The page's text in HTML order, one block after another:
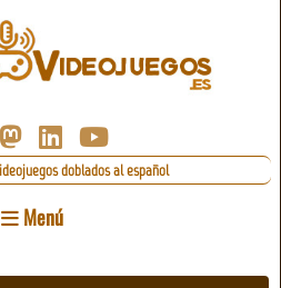
doblados al español
Menú